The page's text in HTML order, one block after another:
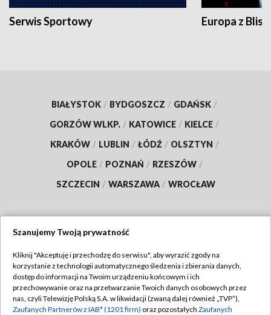
Serwis Sportowy Europa z
BIAŁYSTOK / BYDGOSZCZ / GDAŃSK /
GORZÓW WLKP. / KATOWICE / KIELCE /
KRAKÓW / LUBLIN / ŁÓDŹ / OLSZTYN /
OPOLE / POZNAŃ / RZESZÓW /
SZCZECIN / WARSZAWA / WROCŁAW
TVP
Abonament TVP
Emisja w TVP
Regulamin TVP
Polityka prywatności
Szanujemy Twoją prywatność
Kliknij "Akceptuję i przechodzę do serwisu", aby wyrazić zgody na
korzystanie z technologii automatycznego śledzenia i zbierania danych,
dostęp do informacji na Twoim urządzeniu końcowym i ich
przechowywanie oraz na przetwarzanie Twoich danych osobowych przez
nas, czyli Telewizję Polską S.A. w likwidacji (zwaną dalej również „TVP”),
Zaufanych Partnerów z IAB* (1201 firm) oraz pozostałych Zaufanych